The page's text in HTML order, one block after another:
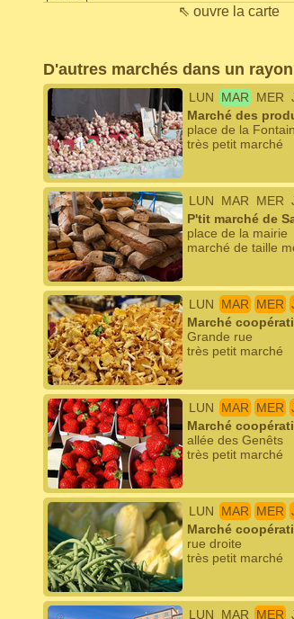
⇖ ouvre la carte
D'autres marchés dans un
LUN MAR MER
Marché des
place de la
très petit marché
LUN MAR MER
P'tit marché de
place de la mairie
marché de taille
LUN MAR MER
Marché
Grande rue
très petit marché
LUN MAR MER
Marché
allée des Genêts
très petit marché
LUN MAR MER
Marché
rue droite
très petit marché
LUN MAR MER